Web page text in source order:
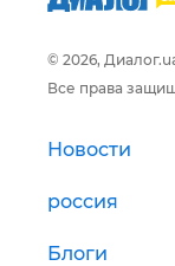
© 2026,
Все права
Новости
россия
Блоги